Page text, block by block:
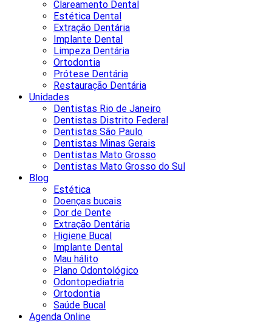
Clareamento Dental
Estética Dental
Extração Dentária
Implante Dental
Limpeza Dentária
Ortodontia
Prótese Dentária
Restauração Dentária
Unidades
Dentistas Rio de Janeiro
Dentistas Distrito Federal
Dentistas São Paulo
Dentistas Minas Gerais
Dentistas Mato Grosso
Dentistas Mato Grosso do Sul
Blog
Estética
Doenças bucais
Dor de Dente
Extração Dentária
Higiene Bucal
Implante Dental
Mau hálito
Plano Odontológico
Odontopediatria
Ortodontia
Saúde Bucal
Agenda Online